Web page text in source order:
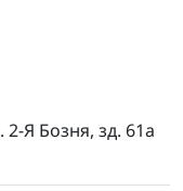
2-Я Бозня, зд. 61а